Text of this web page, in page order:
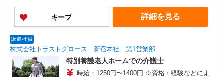
キープ 詳細を見る
派遣社員
株式会社トラストグロース 新宿本社 第1営業部
特別養護老人ホームでの介護士
時給：1250円〜1400円 ※資格・経験などによ